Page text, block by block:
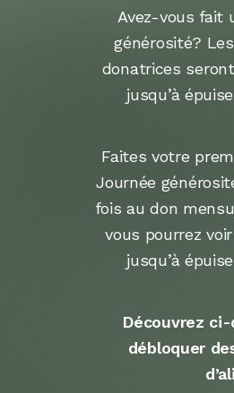
Avez-vous fait
générosité?
donatrices
jusqu’à
Faites votre
Journée
fois au don
vous pourrez
jusqu’à
Découvrez
débloquer